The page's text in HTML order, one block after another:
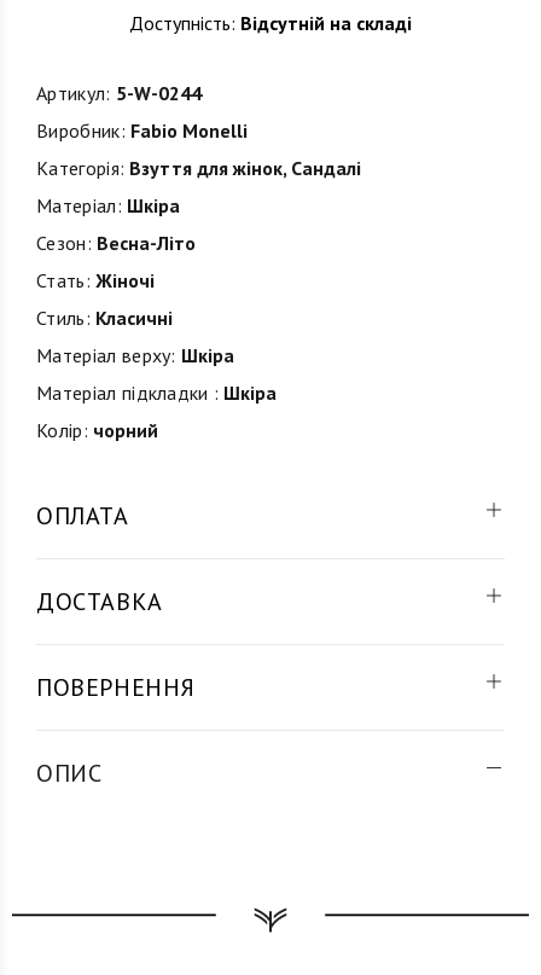
Доступність: Відсутній на складі
Артикул: 5-W-0244
Виробник: Fabio Monelli
Категорія: Взуття для жінок, Сандалі
Матеріал: Шкіра
Сезон: Весна-Літо
Стать: Жіночі
Стиль: Класичні
Матеріал верху: Шкіра
Матеріал підкладки : Шкіра
Колір: чорний
ОПЛАТА
ДОСТАВКА
ПОВЕРНЕННЯ
ОПИС